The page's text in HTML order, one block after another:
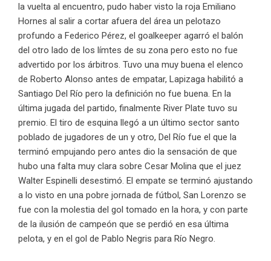
la vuelta al encuentro, pudo haber visto la roja Emiliano
Hornes al salir a cortar afuera del área un pelotazo
profundo a Federico Pérez, el goalkeeper agarró el balón
del otro lado de los límtes de su zona pero esto no fue
advertido por los árbitros. Tuvo una muy buena el elenco
de Roberto Alonso antes de empatar, Lapizaga habilitó a
Santiago Del Río pero la definición no fue buena. En la
última jugada del partido, finalmente River Plate tuvo su
premio. El tiro de esquina llegó a un último sector santo
poblado de jugadores de un y otro, Del Río fue el que la
terminó empujando pero antes dio la sensación de que
hubo una falta muy clara sobre Cesar Molina que el juez
Walter Espinelli desestimó. El empate se terminó ajustando
a lo visto en una pobre jornada de fútbol, San Lorenzo se
fue con la molestia del gol tomado en la hora, y con parte
de la ilusión de campeón que se perdió en esa última
pelota, y en el gol de Pablo Negris para Río Negro.